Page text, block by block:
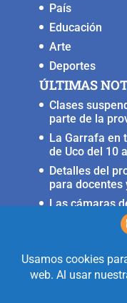
País
Educación
Arte
Deportes
ÚLTIMAS
Clases
parte de la
La Garrafa en
de Uco del 10
Detalles del
para docentes
Las cámaras
crítica sobre
Irrigación
Realizado con
alguien a
informar que